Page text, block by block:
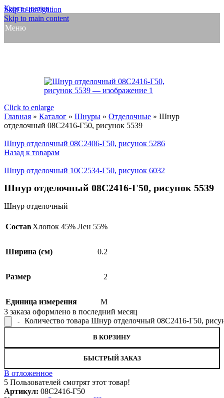
Карта цветов
Skip to navigation
Skip to main content
Меню
Click to enlarge
Главная » Каталог » Шнуры » Отделочные » Шнур
отделочный 08С2416-Г50, рисунок 5539
Шнур отделочный 08С2406-Г50, рисунок 5286
Назад к товарам
Шнур отделочный 10С2534-Г50, рисунок 6032
Шнур отделочный 08С2416-Г50, рисунок 5539
Шнур отделочный
СоставХлопок 45% Лен 55%
Ширина (см) 0.2
Размер 2
Единица измерения
М
3 заказа оформлено в последний месяц
Количество товара Шнур отделочный 08С2416-Г50,
В КОРЗИНУ
БЫСТРЫЙ ЗАКАЗ
В отложенное
5 Пользователей смотрят этот товар!
Артикул: 08С2416-Г50